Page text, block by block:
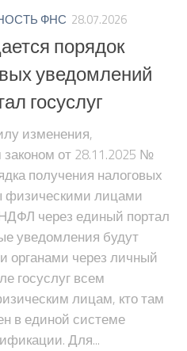
ФНС 28.07.2026
порядок
уведомлений
госуслуг
изменения,
от 28.11.2025 №
получения налоговых
физическими лицами
через единый портал
уведомления будут
органами через личный
госуслуг всем
лицам, кто там
в единой системе
Для...